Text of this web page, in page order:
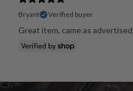
Bryant Verified buyer
Great item, came as advertised